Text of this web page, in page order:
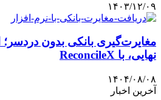
۱۴۰۳/۱۲/۰۹
مغایرت‌گیری بانکی بدون
نهایی، با ReconcileX
۱۴۰۴/۰۸/۰۸
آخرین اخبار